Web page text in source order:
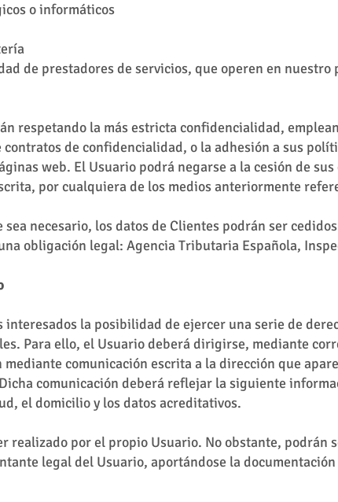
o informáticos
de prestadores de servicios, que operen en
respetando la más estricta confidencialidad,
de confidencialidad, o la adhesión a sus
web. El Usuario podrá negarse a la cesión de
por cualquiera de los medios anteriormente
sea necesario, los datos de Clientes podrán ser
obligación legal: Agencia Tributaria Española,
interesados la posibilidad de ejercer una serie de
Para ello, el Usuario deberá dirigirse, mediante
mediante comunicación escrita a la dirección que
comunicación deberá reflejar la siguiente
el domicilio y los datos acreditativos.
realizado por el propio Usuario. No obstante, podrán
legal del Usuario, aportándose la